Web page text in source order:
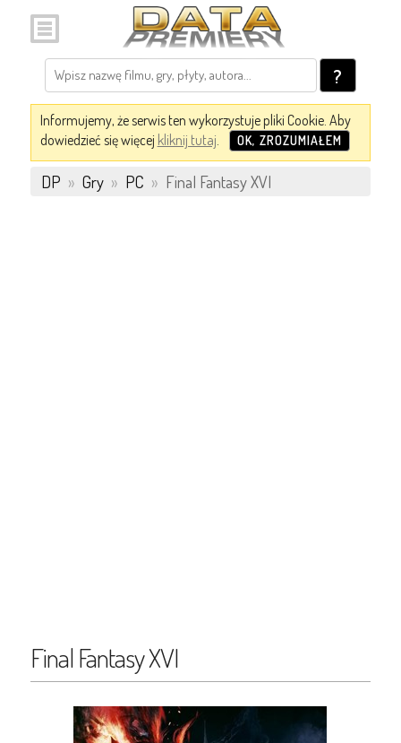
?
Informujemy, że serwis ten wykorzystuje pliki Cookie. Aby
dowiedzieć się więcej kliknij tutaj. OK, ZROZUMIAŁEM
DP » Gry » PC » Final Fantasy XVI
Final Fantasy XVI